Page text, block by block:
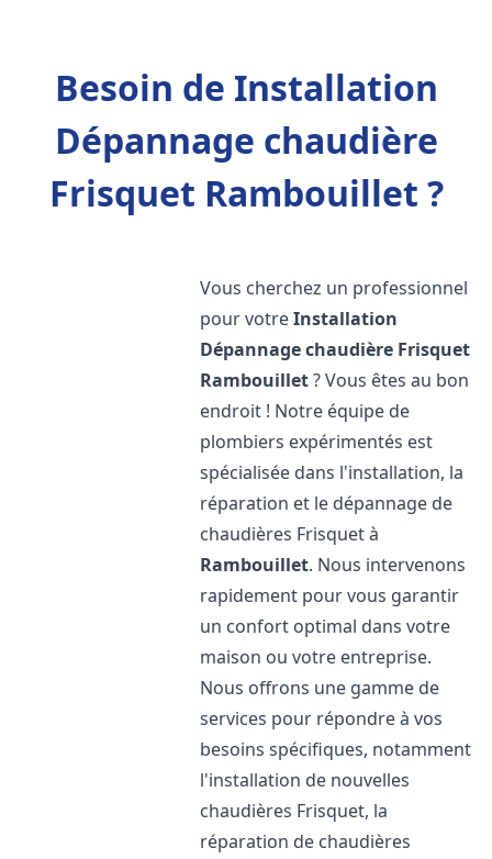
Besoin de Installation
Dépannage chaudière
Frisquet Rambouillet ?
Vous cherchez un professionnel
pour votreInstallation
Dépannage chaudière Frisquet
Rambouillet? Vous êtes au bon
endroit ! Notre équipe de
plombiers expérimentés est
spécialisée dans l'installation, la
réparation et le dépannage de
chaudières Frisquet à
Rambouillet. Nous intervenons
rapidement pour vous garantir
un confort optimal dans votre
maison ou votre entreprise.
Nous offrons une gamme de
services pour répondre à vos
besoins spécifiques, notamment
l'installation de nouvelles
chaudières Frisquet, la
réparation de chaudières